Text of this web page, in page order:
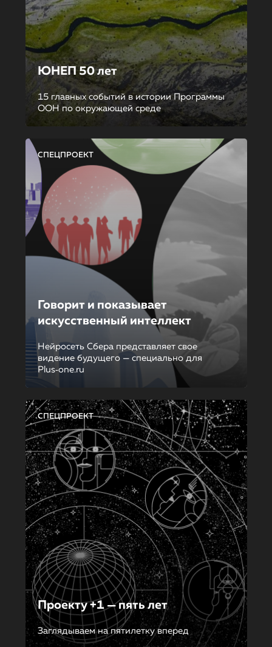
ЮНЕП 50 лет
15 главных событий в истории Программы
ООН по окружающей среде
СПЕЦПРОЕКТ
Говорит и показывает
искусственный интеллект
Нейросеть Сбера представляет свое
видение будущего — специально для
Plus‑one.ru
СПЕЦПРОЕКТ
Проекту +1 — пять лет
Заглядываем на пятилетку вперед